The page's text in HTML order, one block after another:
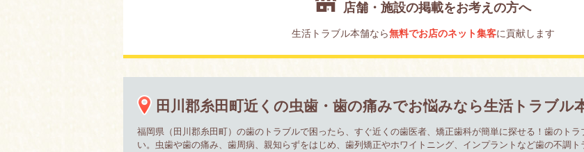
店舗・施設の掲載をお考えの方へ
生活トラブル本舗なら無料でお店のネット集客に貢献します
田川郡糸田町近くの虫歯・歯の痛みでお悩みなら生活トラブル
福岡県（田川郡糸田町）の歯のトラブルで困ったら、すぐ近くの歯医者、矯正歯科が簡単に探せる！歯のト
い。虫歯や歯の痛み、歯周病、親知らずをはじめ、歯列矯正やホワイトニング、インプラントなど歯の不調